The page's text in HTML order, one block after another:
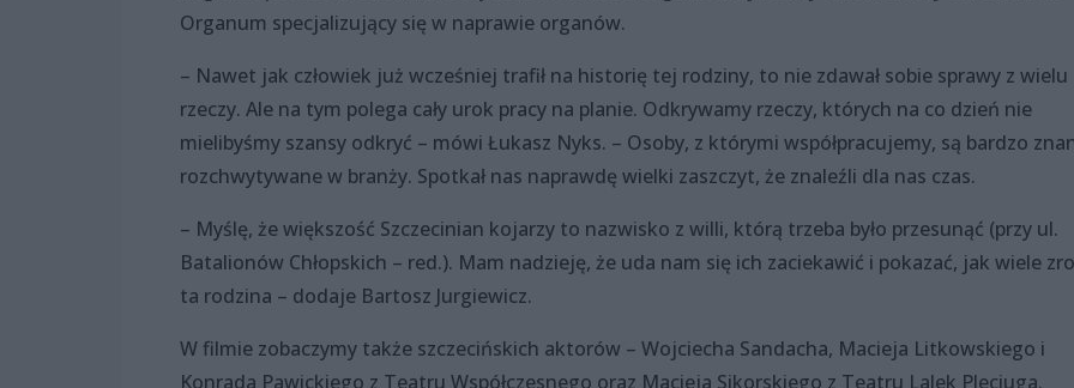
Organum specjalizujący się w naprawie organów.
– Nawet jak człowiek już wcześniej trafił na historię tej rodziny, to nie zdawał sobie sprawy z wielu
rzeczy. Ale na tym polega cały urok pracy na planie. Odkrywamy rzeczy, których na co dzień nie
mielibyśmy szansy odkryć – mówi Łukasz Nyks. – Osoby, z którymi współpracujemy, są bardzo
rozchwytywane w branży. Spotkał nas naprawdę wielki zaszczyt, że znaleźli dla nas czas.
– Myślę, że większość Szczecinian kojarzy to nazwisko z willi, którą trzeba było przesunąć (przy ul.
Batalionów Chłopskich – red.). Mam nadzieję, że uda nam się ich zaciekawić i pokazać, jak wiele
ta rodzina – dodaje Bartosz Jurgiewicz.
W filmie zobaczymy także szczecińskich aktorów – Wojciecha Sandacha, Macieja Litkowskiego i
Konrada Pawickiego z Teatru Współczesnego oraz Macieja Sikorskiego z Teatru Lalek Pleciuga.